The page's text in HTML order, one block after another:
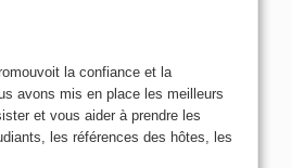
la confiance et la
avons mis en place les meilleurs
et vous aider à prendre les
les références des hôtes, les